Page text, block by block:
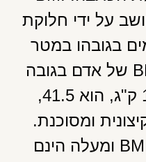
על ידי חלוקת
בגובהו במטר
בריבוע. כך לדוגמה BMI של אדם בגובה
1.70 מטר, השוקל 120 ק"ג, הוא 41.5,
ומסוכנת.
אנשים בקטגוריית BMI 40 ומעלה הינם